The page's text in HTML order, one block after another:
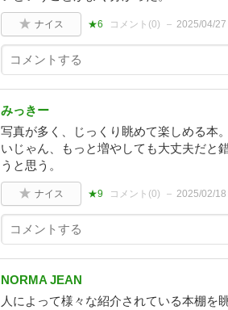
ナイス ★6 コメント(0) 2025/04/27
みっきー
写真が多く、じっくり眺めて楽しめる本
いじゃん、もっと増やしても大丈夫だと
うと思う。
ナイス ★9 コメント(0) 2025/02/18
NORMA JEAN
人によって様々な紹介されている本棚を